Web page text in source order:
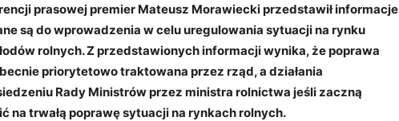
prasowej premier Mateusz Morawiecki przedstawił informacje
są do wprowadzenia w celu uregulowania sytuacji na rynku
rolnych. Z przedstawionych informacji wynika, że poprawa
priorytetowo traktowana przez rząd, a działania
Rady Ministrów przez ministra rolnictwa jeśli zaczną
na trwałą poprawę sytuacji na rynkach rolnych.